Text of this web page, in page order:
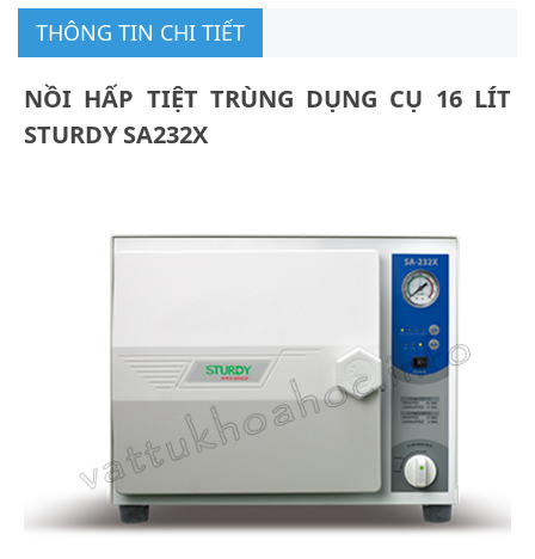
THÔNG TIN CHI TIẾT
NỒI HẤP TIỆT TRÙNG DỤNG CỤ 16 LÍT
STURDY SA232X